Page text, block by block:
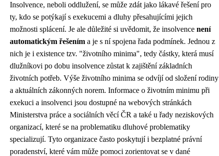
Insolvence, neboli oddlužení, se může zdát jako lákavé řešení pro
ty, kdo se potýkají s exekucemi a dluhy přesahujícími jejich
možnosti splácení. Je ale důležité si uvědomit, že insolvence není
automatickým řešením a je s ní spojena řada podmínek. Jednou z
nich je i existence tzv. "životního minima", tedy částky, která musí
dlužníkovi po dobu insolvence zůstat k zajištění základních
životních potřeb. Výše životního minima se odvíjí od složení rodiny
a aktuálních zákonných norem. Informace o životním minimu při
exekuci a insolvenci jsou dostupné na webových stránkách
Ministerstva práce a sociálních věcí ČR a také u řady neziskových
organizací, které se na problematiku dluhové problematiky
specializují. Tyto organizace často poskytují i bezplatné právní
poradenství, které vám může pomoci zorientovat se v dané